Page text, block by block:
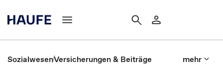
SozialwesenVersicherungen & Beiträge mehr